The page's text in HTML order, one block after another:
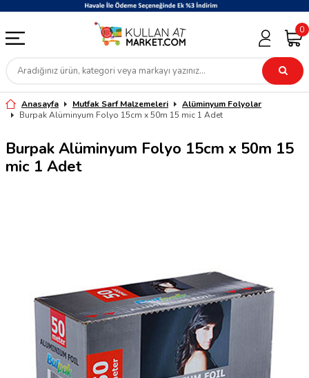
0
Anasayfa Mutfak Sarf Malzemeleri
Alüminyum Folyolar
Burpak Alüminyum Folyo 15cm x 50m 15 mic 1 Adet
Burpak Alüminyum Folyo 15cm x 50m 15
mic 1 Adet